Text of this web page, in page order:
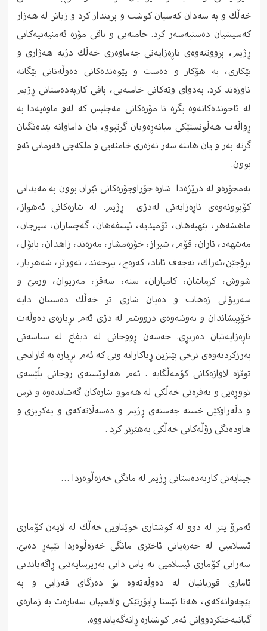
خه‌ڵك و به‌ سه‌دان كه‌سیان كوشت و بریندار كرد و زیاتر له‌ هه‌زار
كه‌سیشیان ده‌ستبه‌سه‌ر كرد. خامنه‌یی و باقی مۆره‌ ئه‌منیه‌تیه‌كانی
ڕژیم، بزووتنه‌وه‌ی ناڕه‌زایه‌تی جه‌ماوه‌ری خه‌ڵك دژبه‌ هه‌ژاری و
بێكاری، به‌ هۆكار و ده‌ست و پێوه‌نده‌كانی ده‌وڵه‌تانی بێگانه‌
ناوزه‌ند کرد. به‌دوای وته‌كانی خامنه‌یی، باقی كاربه‌ده‌ستانی ڕژیم
له‌ ئاخونده‌كانه‌وه‌ بگره‌ تا مۆره‌كانی مه‌جلیس كه‌ له‌و ماوه‌یه‌دا به‌
ڕواڵه‌ت هه‌ڵوێستێكی میانه‌ڕه‌ویان گرتبوو، یان داماوانه‌ بێده‌نگیان
گرته‌ به‌ر و یان هاتنه‌ سه‌ر نه‌زه‌ری خامنه‌یی و ملكه‌چی فه‌رمانی ئه‌و
بوون.
بەمجۆرەو لە درێژەدا شاره‌ جۆراوجۆره‌كانی ئێران بوون به‌ مه‌یدانی
كۆبوونه‌وه‌ی ناڕه‌زایه‌تی له‌دژی ڕژیم. له‌ شاره‌كانی ئه‌هواز،
ماهشه‌هر، بێهبه‌هان، ئۆمیدیه‌، ئیسفه‌هان، گه‌چساران، سیرجان،
مه‌شهه‌د، تاران، قۆم، شیراز، خۆره‌مشار، مه‌ره‌ند، زاهدان، بابۆل،
برۆجێن،ئه‌راك، نه‌جه‌ف ئاباد، كه‌ره‌ج، بیرجه‌ند، ته‌ورێز، شه‌هریار،
شووش، كرماشان، كامیاران، سنه‌، سه‌قز، مه‌ریوان، ورمێ و
سه‌رپۆلی زه‌هاب و دەیان شاری تر خه‌ڵك ده‌ستیان دایه‌
خۆپیشاندان و به‌وتنه‌وه‌ی درووشم له‌ دژی ئه‌م بڕیاره‌ی ده‌وڵه‌ت
ناڕه‌زایه‌تیان ده‌ربڕی. حه‌سه‌ن ڕووحانی له‌ دیفاع له‌ سیاسه‌تی
به‌رزكردنه‌وه‌ی نرخی بێنزین ڕیاكارانه‌ وتی كه‌ ئه‌م بڕیاره‌ به‌ قازانجی
توێژه‌ لاوازه‌كانی كۆمه‌ڵگایه‌ . ئەم هەلوێستەی روحانی بڵێسه‌ی
تووڕه‌یی و نه‌فره‌تی خه‌ڵكی لە هەموو شارەکان گەشاندەوە و ترس
و دڵەراوکێی خستە جەستەی ڕژیم و دەسەڵاتەکەی و یەکریزی و
هاودەنگی رۆڵەکانی خەڵکی بەهێزتر کرد .
جینایەتی کاربەدەستانی ڕژیم لە مانگی خەزەڵوەردا …
ئەمرۆ پتر له‌ دوو له‌ كوشتاری خوێناویی خه‌ڵك له‌ لایه‌ن كۆماری
ئیسلامیی له‌ جه‌ره‌یانی ئاخێزی مانگی خه‌زه‌ڵوه‌ردا تێپه‌ڕ دەبێ.
سه‌رانی كۆماری ئیسلامیی به‌ پاس دانی به‌رپرسایه‌تیی ڕاگه‌یاندنی
ئاماری قوربانیان له‌ ده‌وڵه‌ته‌وه‌ بۆ ده‌زگای قه‌زایی و به
پێچه‌وانه‌كه‌ی، هه‌تا ئێستا ڕاپۆرتێكی واقعییان سه‌باره‌ت به‌‌ ژماره‌ی
گیانبه‌ختكردووانی ئه‌م كوشتاره‌ ڕانه‌گه‌یاندووه‌.